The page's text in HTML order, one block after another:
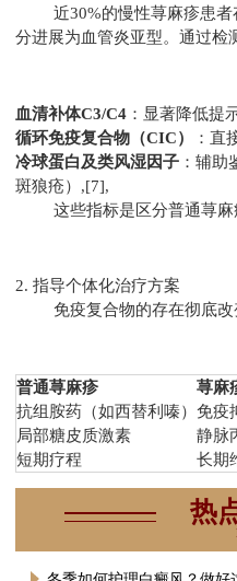
近30%的慢性荨麻疹患
分进展为血管炎亚型。通过检
血清补体C3/C4 ：显著降低提
循环免疫复合物（CIC）
：直
冷球蛋白及类风湿因子 ：辅
斑狼疮）,[7],
这些指标是区分普通荨
2. 指导个体化治疗方案
免疫复合物的存在彻底改
普通荨麻疹
荨麻
抗组胺药（如西替利嗪） 免疫
局部糖皮质激素
静脉
短期疗程
长期
热